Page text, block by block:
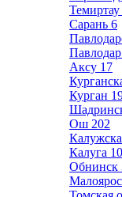
Темиртау
Сарань 6
Павлодар
Аксу 17
Курган
Ош 202
Калуга
Обнинск